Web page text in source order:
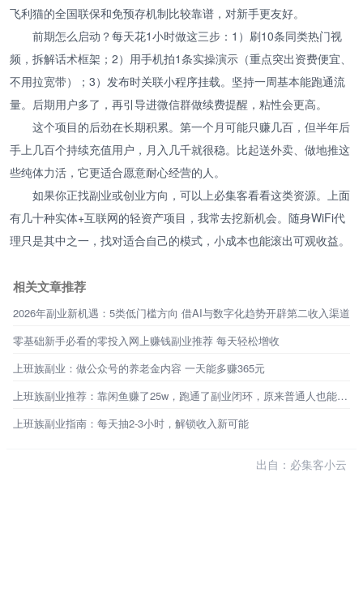
飞利猫的全国联保和免预存机制比较靠谱，对新手更友好。
前期怎么启动？每天花1小时做这三步：1）刷10条同类热门视
频，拆解话术框架；2）用手机拍1条实操演示（重点突出资费便宜、
不用拉宽带）；3）发布时关联小程序挂载。坚持一周基本能跑通流
量。后期用户多了，再引导进微信群做续费提醒，粘性会更高。
这个项目的后劲在长期积累。第一个月可能只赚几百，但半年后
手上几百个持续充值用户，月入几千就很稳。比起送外卖、做地推这
些纯体力活，它更适合愿意耐心经营的人。
如果你正找副业或创业方向，可以上必集客看看这类资源。上面
有几十种实体+互联网的轻资产项目，我常去挖新机会。随身WiFi代
理只是其中之一，找对适合自己的模式，小成本也能滚出可观收益。
相关文章推荐
2026年副业新机遇：5类低门槛方向 借AI与数字化趋势开辟第二收入渠道
零基础新手必看的零投入网上赚钱副业推荐 每天轻松增收
上班族副业：做公众号的养老金内容 一天能多赚365元
上班族副业推荐：靠闲鱼赚了25w，跑通了副业闭环，原来普通人也能不靠工资生活
上班族副业指南：每天抽2-3小时，解锁收入新可能
出自：必集客小云